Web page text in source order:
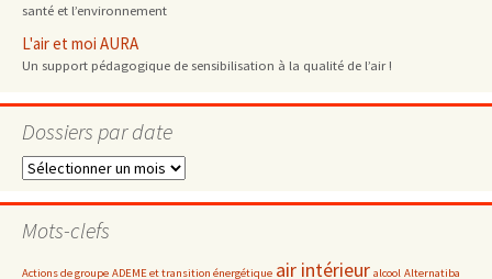
santé et l’environnement
L'air et moi AURA
Un support pédagogique de sensibilisation à la qualité de l’air !
Dossiers par date
Dossiers
date
Mots-clefs
Actions de groupe ADEME et transition énergétique air intérieur alcool Alternatiba